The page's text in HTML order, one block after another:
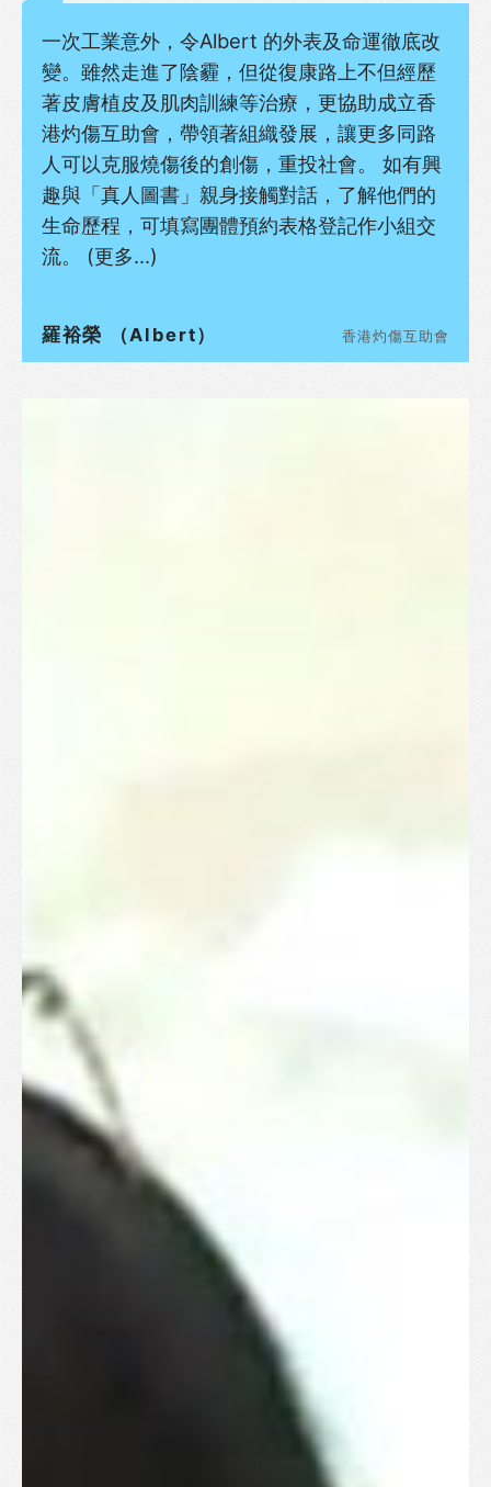
羅裕榮 （Albert） 香港灼傷互助會
一次工業意外，令Albert 的外表及命運徹底改
變。雖然走進了陰霾，但從復康路上不但經歷
著皮膚植皮及肌肉訓練等治療，更協助成立香
港灼傷互助會，帶領著組織發展，讓更多同路
人可以克服燒傷後的創傷，重投社會。 如有興
趣與「真人圖書」親身接觸對話，了解他們的
生命歷程， 可填寫團體預約表格登記作小組交
流。 (更多…)